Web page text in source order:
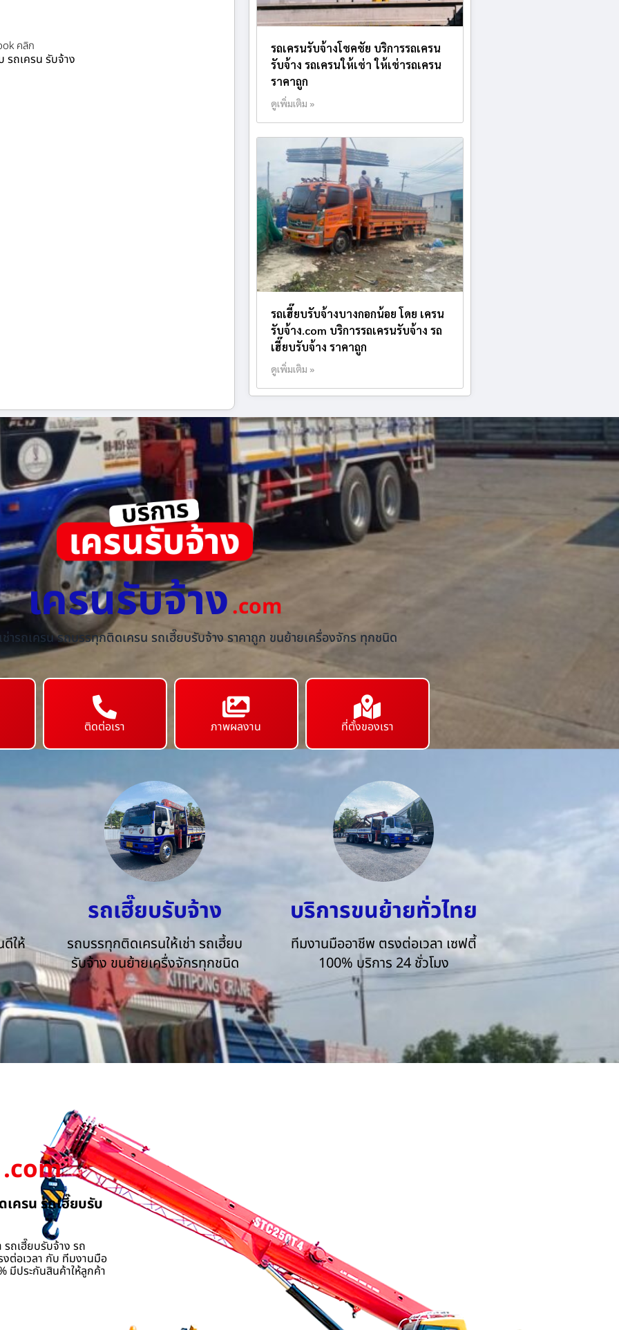
คลิก
รถเครน รับจ้าง
รถเครนรับจ้างโชคชัย บริการรถเครน
รับจ้าง รถเครนให้เช่า ให้เช่ารถเครน
ราคาถูก
ดูเพิ่มเติม »
รถเฮี๊ยบรับจ้างบางกอกน้อย โดย เครน
รับจ้าง.com บริการรถเครนรับจ้าง รถ
เฮี๊ยบรับจ้าง ราคาถูก
ดูเพิ่มเติม »
เครนรับจ้าง.com
ช่ารถเครน รถบรรทุกติดเครน รถเฮี๊ยบรับจ้าง ราคาถูก ขนย้ายเครื่องจักร ทุกชนิด
ติดต่อเรา ภาพผลงาน ที่ตั้งของเรา
ดีให้
รถเฮี๊ยบรับจ้าง
รถบรรทุกติดเครนให้เช่า รถเฮี้ยบ
รับจ้าง ขนย้ายเครื่งจักรทุกชนิด
บริการขนย้ายทั่วไทย
ทีมงานมืออาชีพ ตรงต่อเวลา เซฟตี้
100% บริการ 24 ชั่วโมง
.com
เครน รถเฮี๊ยบรับ
รถเฮี๊ยบรับจ้าง รถ
ต่อเวลา กับ ทีมงานมือ
มีประกันสินค้าให้ลูกค้า